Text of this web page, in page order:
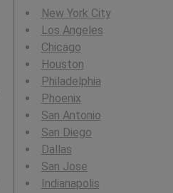
New York City
Los Angeles
Chicago
Houston
Philadelphia
Phoenix
San Antonio
San Diego
Dallas
San Jose
Indianapolis